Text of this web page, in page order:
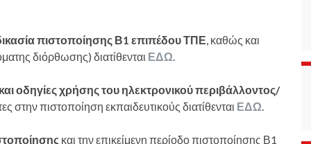
πιστοποίησης Β1 επιπέδου ΤΠΕ, καθώς και
διόρθωσης) διατίθενται ΕΔΩ.
οδηγίες χρήσης του ηλεκτρονικού περιβάλλοντος/
στην πιστοποίηση εκπαιδευτικούς διατίθενται ΕΔΩ.
και την επικείμενη περίοδο πιστοποίησης Β1